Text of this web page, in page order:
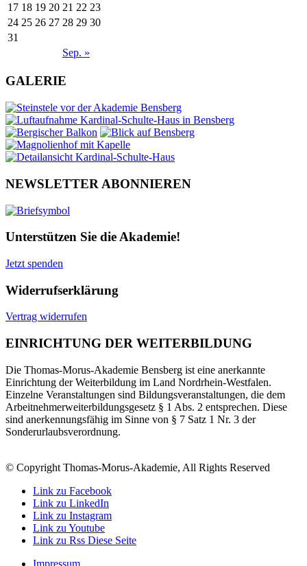
Sep. »
17 18 19 20 21 22 23
24 25 26 27 28 29 30
31
GALERIE
NEWSLETTER ABONNIEREN
Unterstützen Sie die Akademie!
Jetzt spenden
Widerrufserklärung
Vertrag widerrufen
EINRICHTUNG DER WEITERBILDUNG
Die Thomas-Morus-Akademie Bensberg ist eine anerkannte
Einrichtung der Weiterbildung im Land Nordrhein-Westfalen.
Einzelne Veranstaltungen sind Bildungsveranstaltungen, die dem
Arbeitnehmerweiterbildungsgesetz § 1 Abs. 2 entsprechen. Diese
sind anerkennungsfähig im Sinne von § 7 Satz 1 Nr. 3 der
Sonderurlaubsverordnung.
© Copyright Thomas-Morus-Akademie, All Rights Reserved
Link zu Facebook
Link zu LinkedIn
Link zu Instagram
Link zu Youtube
Link zu Rss Diese Seite
Impressum